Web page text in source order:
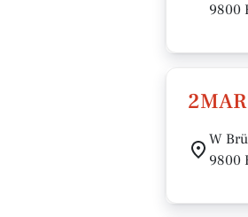
9800
W
9800